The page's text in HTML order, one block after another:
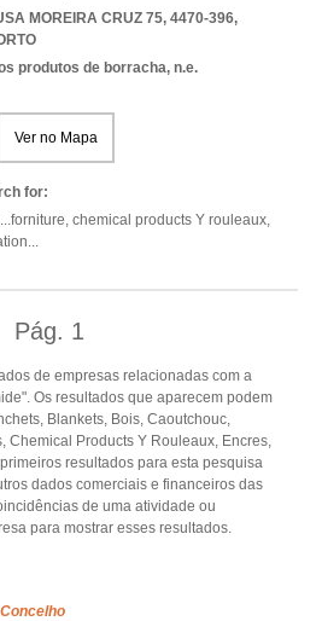
MOREIRA CRUZ 75, 4470-396,
produtos de borracha, n.e.
Ver no Mapa
for:
forniture, chemical products Y rouleaux,
...
Pág. 1
de empresas relacionadas com a
Os resultados que aparecem podem
Blankets, Bois, Caoutchouc,
Chemical Products Y Rouleaux, Encres,
resultados para esta pesquisa
dados comerciais e financeiros das
de uma atividade ou
para mostrar esses resultados.